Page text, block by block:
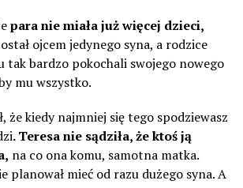
para nie miała już więcej dzieci,
ojcem jedynego syna, a rodzice
tak bardzo pokochali swojego nowego
mu wszystko.
że kiedy najmniej się tego spodziewasz
. Teresa nie sądziła, że ​​ktoś ją
na co ona komu, samotna matka.
planował mieć od razu dużego syna. A